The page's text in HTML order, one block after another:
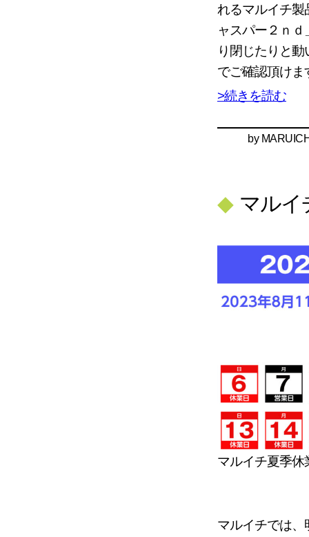
れるマルイチ製
ャスパー２ｎ
り閉じたりと
でご確認頂けま
>続きを読む
by
◆ マルイ
マルイチ夏季
マルイチでは